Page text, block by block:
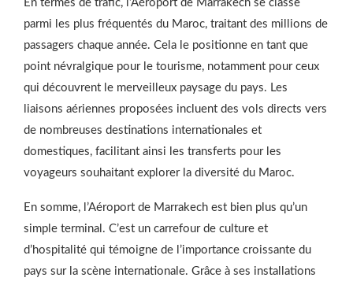
En termes de trafic, l’Aéroport de Marrakech se classe
parmi les plus fréquentés du Maroc, traitant des millions de
passagers chaque année. Cela le positionne en tant que
point névralgique pour le tourisme, notamment pour ceux
qui découvrent le merveilleux paysage du pays. Les
liaisons aériennes proposées incluent des vols directs vers
de nombreuses destinations internationales et
domestiques, facilitant ainsi les transferts pour les
voyageurs souhaitant explorer la diversité du Maroc.
En somme, l’Aéroport de Marrakech est bien plus qu’un
simple terminal. C’est un carrefour de culture et
d’hospitalité qui témoigne de l’importance croissante du
pays sur la scène internationale. Grâce à ses installations